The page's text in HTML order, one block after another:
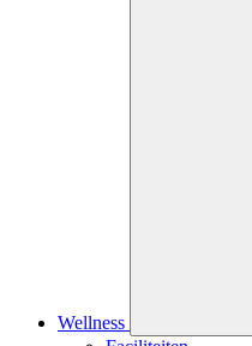
Wellness